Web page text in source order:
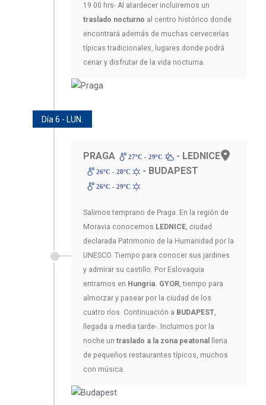
19.00 hrs- Al atardecer incluiremos un
traslado nocturno al centro histórico donde
encontrará además de muchas cervecerías
típicas tradicionales, lugares donde podrá
cenar y disfrutar de la vida nocturna.
Día 6 - LUN.
PRAGA 27ºC - 29ºC - LEDNICE
26ºC - 28ºC - BUDAPEST
26ºC - 29ºC
Salimos temprano de Praga. En la región de
Moravia conocemos LEDNICE , ciudad
declarada Patrimonio de la Humanidad por la
UNESCO. Tiempo para conocer sus jardines
y admirar su castillo. Por Eslovaquia
entramos en Hungria. GYOR , tiempo para
almorzar y pasear por la ciudad de los
cuatro ríos. Continuación a BUDAPEST
llegada a media tarde-. Incluimos por la
noche un traslado a la zona peatonal
llena
de pequeños restaurantes típicos, muchos
con música.